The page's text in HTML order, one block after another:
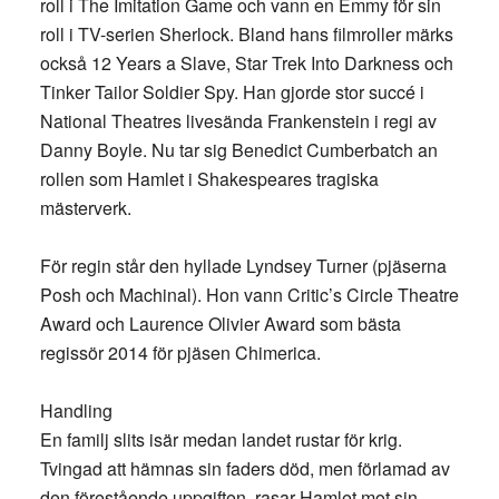
roll i TV-serien Sherlock. Bland hans filmroller märks
också 12 Years a Slave, Star Trek Into Darkness och
Tinker Tailor Soldier Spy. Han gjorde stor succé i
National Theatres livesända Frankenstein i regi av
Danny Boyle. Nu tar sig Benedict Cumberbatch an
rollen som Hamlet i Shakespeares tragiska
mästerverk.
För regin står den hyllade Lyndsey Turner (pjäserna
Posh och Machinal). Hon vann Critic’s Circle Theatre
Award och Laurence Olivier Award som bästa
regissör 2014 för pjäsen Chimerica.
Handling
En familj slits isär medan landet rustar för krig.
Tvingad att hämnas sin faders död, men förlamad av